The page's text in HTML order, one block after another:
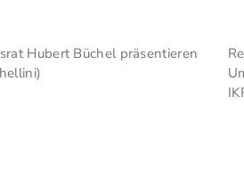
Hubert Büchel präsentieren